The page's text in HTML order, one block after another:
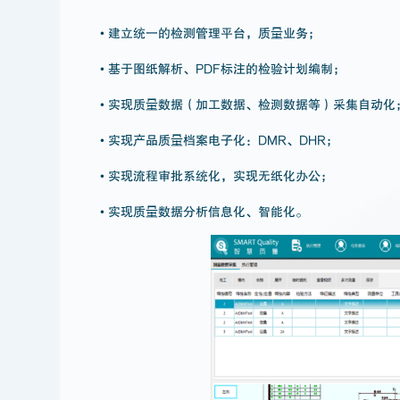
• 建立统一的检测管理平台，质量业务；
• 基于图纸解析、PDF标注的检验计划编制；
• 实现质量数据（加工数据、检测数据等）采集自动化
• 实现产品质量档案电子化：DMR、DHR；
• 实现流程审批系统化，实现无纸化办公；
• 实现质量数据分析信息化、智能化。